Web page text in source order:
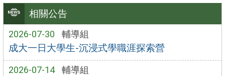
相關公告
2026-07-30 輔導組
成大一日大學生-沉浸式學職涯探索營
2026-07-14 輔導組